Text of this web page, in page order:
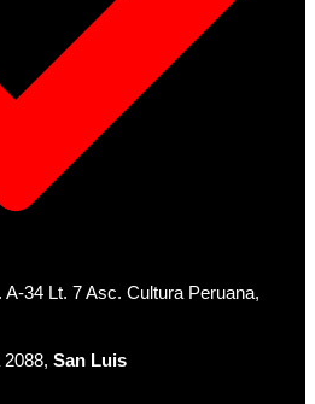
34 Lt. 7 Asc. Cultura Peruana,
San Luis